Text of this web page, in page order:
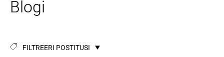
Blogi
FILTREERI POSTITUSI